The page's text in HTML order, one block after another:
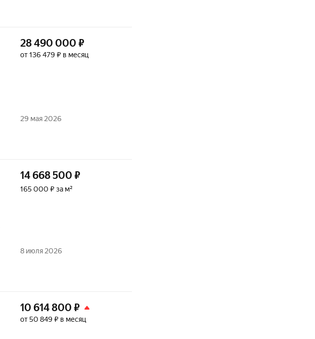
28 490 000 ₽
от 136 479 ₽ в месяц
29 мая 2026
14 668 500 ₽
165 000 ₽ за м²
8 июля 2026
10 614 800 ₽
от 50 849 ₽ в месяц